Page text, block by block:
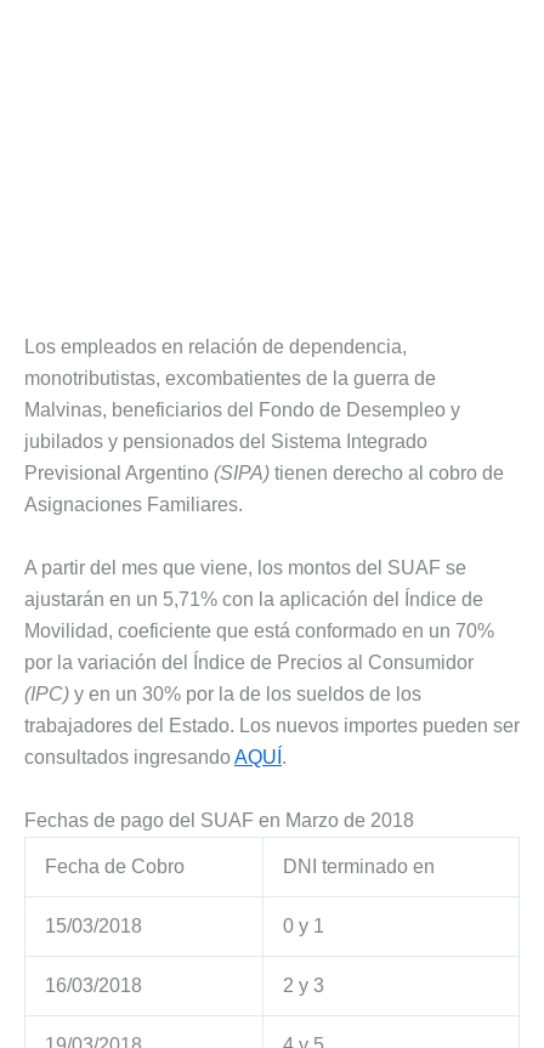
Los empleados en relación de dependencia,
monotributistas, excombatientes de la guerra de
Malvinas, beneficiarios del Fondo de Desempleo y
jubilados y pensionados del Sistema Integrado
Previsional Argentino (SIPA) tienen derecho al cobro de
Asignaciones Familiares.
A partir del mes que viene, los montos del SUAF se
ajustarán en un 5,71% con la aplicación del Índice de
Movilidad, coeficiente que está conformado en un 70%
por la variación del Índice de Precios al Consumidor
(IPC) y en un 30% por la de los sueldos de los
trabajadores del Estado. Los nuevos importes pueden ser
consultados ingresandoAQUÍ .
Fechas de pago del SUAF en Marzo de 2018
Fecha de Cobro DNI terminado en
15/03/2018 0 y 1
16/03/2018 2 y 3